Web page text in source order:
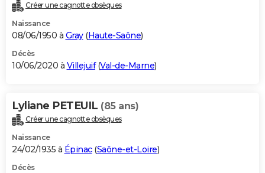
Créer une cagnotte obsèques
Naissance
08/06/1950 à Gray(Haute-Saône)
Décès
10/06/2020 à Villejuif(Val-de-Marne)
Lyliane PETEUIL (85 ans)
Créer une cagnotte obsèques
Naissance
24/02/1935 à Épinac(Saône-et-Loire)
Décès